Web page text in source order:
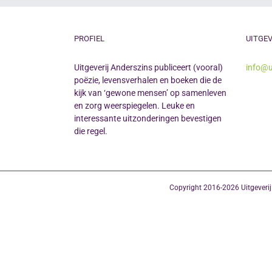
PROFIEL
Uitgeverij Anderszins publiceert (vooral)
poëzie, levensverhalen en boeken die de
kijk van ‘gewone mensen’ op samenleven
en zorg weerspiegelen. Leuke en
interessante uitzonderingen bevestigen
die regel.
Copyright 2016-2026 Uitgeverij